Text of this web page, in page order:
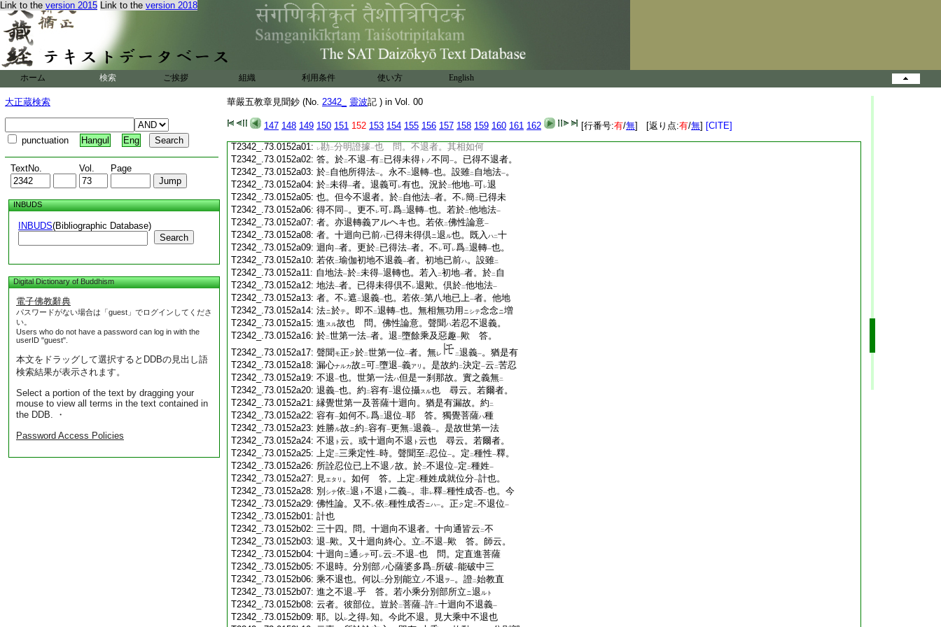
Link to the version 2015 Link to the version 2018
ホーム 検索 ご挨拶 組織 利用条件 使い方 English
大正蔵検索
punctuation Hangul Eng
TextNo. Vol. Page
INBUDS
INBUDS(Bibliographic Database)
Search
Digital Dictionary of Buddhism
電子佛教辭典
パスワードがない場合は「guest」でログインしてくださ
い。
Users who do not have a password can log in with the
userID "guest".
本文をドラッグして選択するとDDBの見出し語
検索結果が表示されます。
Select a portion of the text by dragging your
mouse to view all terms in the text contained in
the DDB. ・
Password Access Policies
華嚴五教章見聞鈔 (No. 2342_ 靈波記 ) in Vol. 00
147 148 149 150 151 152 153 154 155 156 157 158 159 160 161 162 [行番号:有/無] [返り点:有/無] [CITE]
T2342_.73.0151c20:一義云。七方便云 下品加行一。見道云
T2342_.73.0151c21: 行 。修道 ヲハ云 上品加行 也 尋云。若以
T2342_.73.0151c22:便 。總名 下品加行 者。加何今章釋
趣 耶。四善根中煗頂二位。猶往惡趣義。於
T2342_.73.0151c25:位ナラン 乎 答。此四善根中。且就二煗頂二位
T2342_.73.0151c27:
義 。爲 下品成就
T2342_.73.0151c28: 義ヲ 以テ可 レ爲 二 下品成就 一乎 答。師云。例準 シテ
T2342_.73.0152a01:
レ勘 二分明證據一也 問。不退者。其相如何
T2342_.73.0152a02: 答。於二不退一有二 已得未得 トノ不同 一。已得不退者。
T2342_.73.0152a03: 於二 自他所得法一。永不 二退轉一也。設雖二 自地法一。
T2342_.73.0152a04: 於二未得一者。退義可レ有也。況於二他地一可レ退
T2342_.73.0152a05: 也。但今不退者。於二 自他法一者。不 レ簡二 已得未
T2342_.73.0152a06: 得不同 一。更不 レ可レ爲二退轉一也。若於二他地法一
T2342_.73.0152a07: 者。亦退轉義アルヘキ也。若依 二佛性論意一
T2342_.73.0152a08: 者。十迴向已前ハ已得未得倶ニ退ル也。既入 ハ二十
T2342_.73.0152a09: 迴向 一者。更於二 已得法一者。不 レ可レ爲二退轉一也。
T2342_.73.0152a10: 若依 二瑜伽初地不退義一者。初地已前ハ。設雖二
T2342_.73.0152a11: 自地法一於二未得一退轉也。若入 二初地一者。於二 自
T2342_.73.0152a12: 地法一者。已得未得倶不 レ退歟。倶於二他地法一
T2342_.73.0152a13: 者。不 レ遮 二退義一也。若依 二第八地已上一者。他地
T2342_.73.0152a14: 法ニ於テ。即不 二退轉一也。無相無功用 ニシテ念念ニ増
T2342_.73.0152a15: 進 スル故也 問。佛性論意。聲聞ハ若忍不退義。
T2342_.73.0152a16: 於二世第一法一者。退 二墮餘乘及惡趣一歟 答。
T2342_.73.0152a17: 聲聞モ正 ク於二世第一位一者。無レ 二退義一。猶是有
T2342_.73.0152a18: 漏心ナルカ故ニ可二墮退一義アリ 。是故約 二決定一云 二苦忍
T2342_.73.0152a19: 不退一也。世第一法ハ但是一刹那故。實之義無二
T2342_.73.0152a20: 退義一也。約 二容有一退位攝スル也 尋云。若爾者。
T2342_.73.0152a21: 縁覺世第一及菩薩十迴向。猶是有漏故。約 二
T2342_.73.0152a22: 容有一如何不 レ爲二退位一耶 答。獨覺菩薩ハ種
T2342_.73.0152a23: 姓勝ル故ニ約 二容有一更無二退義一。是故世第一法
T2342_.73.0152a24: 不退 ト 云。或十迴向不退 ト 云也 尋云。若爾者。
T2342_.73.0152a25: 上定 二三乘定性一時。聲聞至 二忍位一。定 二種性一釋。
T2342_.73.0152a26: 所詮忍位已上不退 ノ故。於二不退位一定 二種姓一
T2342_.73.0152a27: 見エタリ 。如何 答。上定 二種姓成就位分一計也。
T2342_.73.0152a28: 別 シテ依 二退 ト 不退 ト 二義一。非レ釋二種性成否一也。今
T2342_.73.0152a29: 佛性論。又不 レ依 二種性成否ニハ一。正 ク 定 二不退位一
T2342_.73.0152b01: 計也
T2342_.73.0152b02: 三十四。問。十迴向不退者。十向通皆云 二不
T2342_.73.0152b03: 退一歟。又十迴向終心。立 二不退一歟 答。師云。
T2342_.73.0152b04: 十迴向 ニ通 シテ可レ云 二不退一也 問。定直進菩薩
T2342_.73.0152b05: 不退時。分別部ノ心薩婆多爲二 所破一能破中三
T2342_.73.0152b06: 乘不退也。何以 二分別能立 ノ不退 ヲ一。證二始教直
T2342_.73.0152b07: 進之不退一乎 答。若小乘分別部所立ニ退ルト
T2342_.73.0152b08: 云者。彼部位。豈於二菩薩一許二十迴向不退義一
T2342_.73.0152b09: 耶。以 レ之得レ知。今此不退。見大乘中不退也